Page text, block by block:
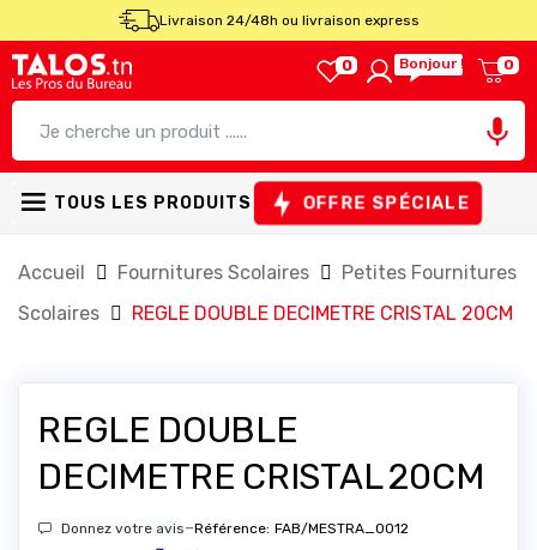
Livraison 24/48h ou livraison express
0 Bonjour ! 0

TOUS LES PRODUITS OFFRE SPÉCIALE
Accueil Fournitures Scolaires
Petites Fournitures
Scolaires
REGLE DOUBLE DECIMETRE CRISTAL 20CM
REGLE DOUBLE
DECIMETRE CRISTAL 20CM
Donnez votre avis-Référence: FAB/MESTRA_0012